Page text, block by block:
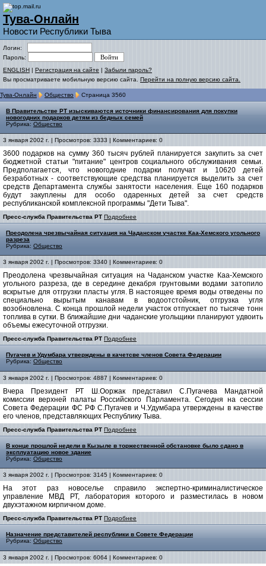
Тува-Онлайн
Новости Республики Тыва
Логин:
Пароль:
ENGLISH | Регистрация на сайте | Забыли пароль?
Вы просматриваете мобильную версию сайта. Перейти на полную версию сайта.
Тува-Онлайн Общество Страница 3560
В Правительстве РТ изыскиваются источники финансирования для покупки
новогодних подарков детям из бедных семей
Рубрика: Общество
3 января 2002 г. | Просмотров: 3333 | Комментариев: 0
3600 подарков на сумму 360 тысяч рублей планируется закупить за счет
бюджетной статьи "питание" центров социального обслуживания семьи.
Предполагается, что новогодние подарки получат и 10620 детей
безработных - соответствующие средства планируется выделить за счет
средств Департамента службы занятости населения. Еще 160 подарков
будут закуплены для особо одаренных детей за счет средств
республиканской комплексной программы "Дети Тыва".
Пресс-служба Правительства РТ Подробнее
Преодолена чрезвычайная ситуация на Чаданском участке Каа-Хемского угольного
разреза
Рубрика: Общество
3 января 2002 г. | Просмотров: 3340 | Комментариев: 0
Преодолена чрезвычайная ситуация на Чаданском участке Каа-Хемского
угольного разреза, где в середине декабря грунтовыми водами затопило
вскрытые для отгрузки пласты угля. В настоящее время воды отведены по
специально вырытым канавам в водоотстойник, отгрузка угля
возобновлена. С конца прошлой недели участок отпускает по тысяче тонн
топлива в сутки. В ближайшие дни чаданские угольщики планируют удвоить
объемы ежесуточной отгрузки.
Пресс-служба Правительства РТ Подробнее
Пугачев и Удумбара утверждены в качетсве членов Совета Федерации
Рубрика: Общество
3 января 2002 г. | Просмотров: 4887 | Комментариев: 0
Вчера Президент РТ Ш.Ооржак представил С.Пугачева Мандатной
комиссии верхней палаты Российского Парламента. Сегодня на сессии
Совета Федерации ФС РФ С.Пугачев и Ч.Удумбара утверждены в качестве
его членов, представляющих Республику Тыва.
Пресс-служба Правительства РТ Подробнее
В конце прошлой недели в Кызыле в торжественной обстановке было сдано в
эксплуатацию новое здание
Рубрика: Общество
3 января 2002 г. | Просмотров: 3145 | Комментариев: 0
На этот раз новоселье справило экспертно-криминалистическое
управление МВД РТ, лаборатория которого и разместилась в новом
двухэтажном кирпичном доме.
Пресс-служба Правительства РТ Подробнее
Назначение представителей республики в Совете Федерации
Рубрика: Общество
3 января 2002 г. | Просмотров: 6064 | Комментариев: 0